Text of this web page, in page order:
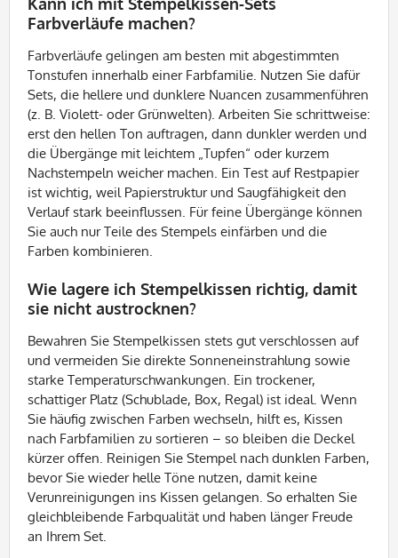
Farbverläufe machen?
Farbverläufe gelingen am besten mit abgestimmten
Tonstufen innerhalb einer Farbfamilie. Nutzen Sie dafür
Sets, die hellere und dunklere Nuancen zusammenführen
(z. B. Violett- oder Grünwelten). Arbeiten Sie schrittweise:
erst den hellen Ton auftragen, dann dunkler werden und
die Übergänge mit leichtem „Tupfen“ oder kurzem
Nachstempeln weicher machen. Ein Test auf Restpapier
ist wichtig, weil Papierstruktur und Saugfähigkeit den
Verlauf stark beeinflussen. Für feine Übergänge können
Sie auch nur Teile des Stempels einfärben und die
Farben kombinieren.
Wie lagere ich Stempelkissen richtig, damit
sie nicht austrocknen?
Bewahren Sie Stempelkissen stets gut verschlossen auf
und vermeiden Sie direkte Sonneneinstrahlung sowie
starke Temperaturschwankungen. Ein trockener,
schattiger Platz (Schublade, Box, Regal) ist ideal. Wenn
Sie häufig zwischen Farben wechseln, hilft es, Kissen
nach Farbfamilien zu sortieren – so bleiben die Deckel
kürzer offen. Reinigen Sie Stempel nach dunklen Farben,
bevor Sie wieder helle Töne nutzen, damit keine
Verunreinigungen ins Kissen gelangen. So erhalten Sie
gleichbleibende Farbqualität und haben länger Freude
an Ihrem Set.